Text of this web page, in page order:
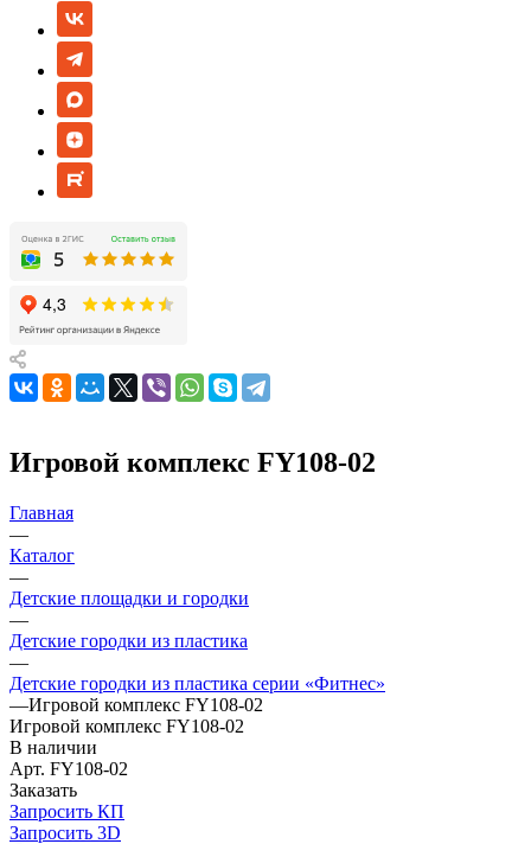
Игровой комплекс FY108-02
Главная
—
Каталог
—
Детские площадки и городки
—
Детские городки из пластика
—
Детские городки из пластика серии «Фитнес»
—Игровой комплекс FY108-02
Игровой комплекс FY108-02
В наличии
Арт. FY108-02
Заказать
Запросить КП
Запросить 3D